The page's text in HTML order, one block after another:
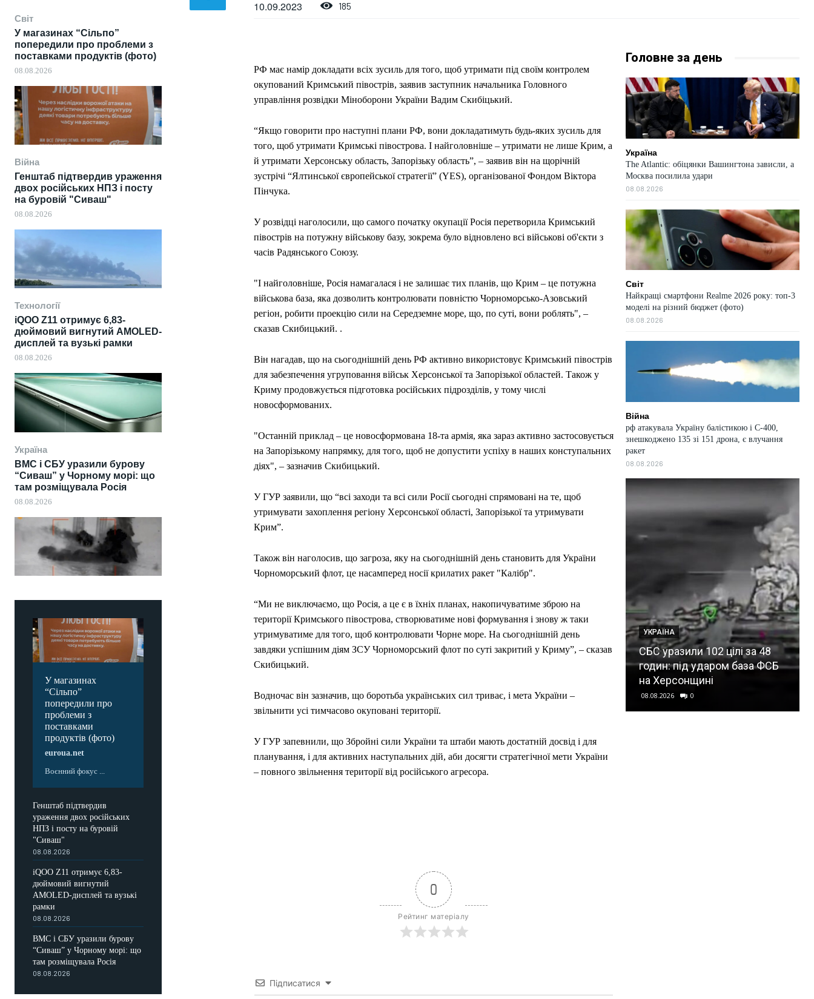
Світ
У магазинах “Сільпо”
попередили про проблеми з
поставками продуктів (фото)
08.08.2026
Війна
Генштаб підтвердив ураження
двох російських НПЗ і посту
на буровій "Сиваш"
08.08.2026
Технології
iQOO Z11 отримує 6,83-
дюймовий вигнутий AMOLED-
дисплей та вузькі рамки
08.08.2026
Україна
ВМС і СБУ уразили бурову
“Сиваш” у Чорному морі: що
там розміщувала Росія
08.08.2026
У магазинах
“Сільпо”
попередили про
проблеми з
поставками
продуктів (фото)
euroua.net
Воєнний фокус ...
Генштаб підтвердив
ураження двох російських
НПЗ і посту на буровій
"Сиваш"
08.08.2026
iQOO Z11 отримує 6,83-
дюймовий вигнутий
AMOLED-дисплей та вузькі
рамки
08.08.2026
ВМС і СБУ уразили бурову
“Сиваш” у Чорному морі: що
там розміщувала Росія
08.08.2026
10.09.2023 185
РФ має намір докладати всіх зусиль для того, щоб утримати під своїм контролем
окупований Кримський півострів, заявив заступник начальника Головного
управління розвідки Міноборони України Вадим Скибіцький.
“Якщо говорити про наступні плани РФ, вони докладатимуть будь-яких зусиль для
того, щоб утримати Кримські півострова. І найголовніше – утримати не лише Крим, а
й утримати Херсонську область, Запорізьку область”, – заявив він на щорічній
зустрічі “Ялтинської європейської стратегії” (YES), організованої Фондом Віктора
Пінчука.
У розвідці наголосили, що самого початку окупації Росія перетворила Кримський
півострів на потужну військову базу, зокрема було відновлено всі військові об'єкти з
часів Радянського Союзу.
"І найголовніше, Росія намагалася і не залишає тих планів, що Крим – це потужна
військова база, яка дозволить контролювати повністю Чорноморсько-Азовський
регіон, робити проекцію сили на Середземне море, що, по суті, вони роблять", –
сказав Скибицький. .
Він нагадав, що на сьогоднішній день РФ активно використовує Кримський півострів
для забезпечення угруповання військ Херсонської та Запорізької областей. Також у
Криму продовжується підготовка російських підрозділів, у тому числі
новосформованих.
"Останній приклад – це новосформована 18-та армія, яка зараз активно застосовується
на Запорізькому напрямку, для того, щоб не допустити успіху в наших конступальних
діях", – зазначив Скибицький.
У ГУР заявили, що “всі заходи та всі сили Росії сьогодні спрямовані на те, щоб
утримувати захоплення регіону Херсонської області, Запорізької та утримувати
Крим”.
Також він наголосив, що загроза, яку на сьогоднішній день становить для України
Чорноморський флот, це насамперед носії крилатих ракет "Калібр".
“Ми не виключаємо, що Росія, а це є в їхніх планах, накопичуватиме зброю на
території Кримського півострова, створюватиме нові формування і знову ж таки
утримуватиме для того, щоб контролювати Чорне море. На сьогоднішній день
завдяки успішним діям ЗСУ Чорноморський флот по суті закритий у Криму”, – сказав
Скибицький.
Водночас він зазначив, що боротьба українських сил триває, і мета України –
звільнити усі тимчасово окуповані території.
У ГУР запевнили, що Збройні сили України та штаби мають достатній досвід і для
планування, і для активних наступальних дій, аби досягти стратегічної мети України
– повного звільнення території від російського агресора.
0
Рейтинг матеріалу
Підписатися
Головне за день
Україна
The Atlantic: обіцянки Вашингтона зависли, а
Москва посилила удари
08.08.2026
Світ
Найкращі смартфони Realme 2026 року: топ-3
моделі на різний бюджет (фото)
08.08.2026
Війна
рф атакувала Україну балістикою і С-400,
знешкоджено 135 зі 151 дрона, є влучання
ракет
08.08.2026
УКРАЇНА
СБС уразили 102 цілі за 48
годин: під ударом база ФСБ
на Херсонщині
08.08.2026 0